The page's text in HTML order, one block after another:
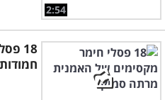
2:54
18